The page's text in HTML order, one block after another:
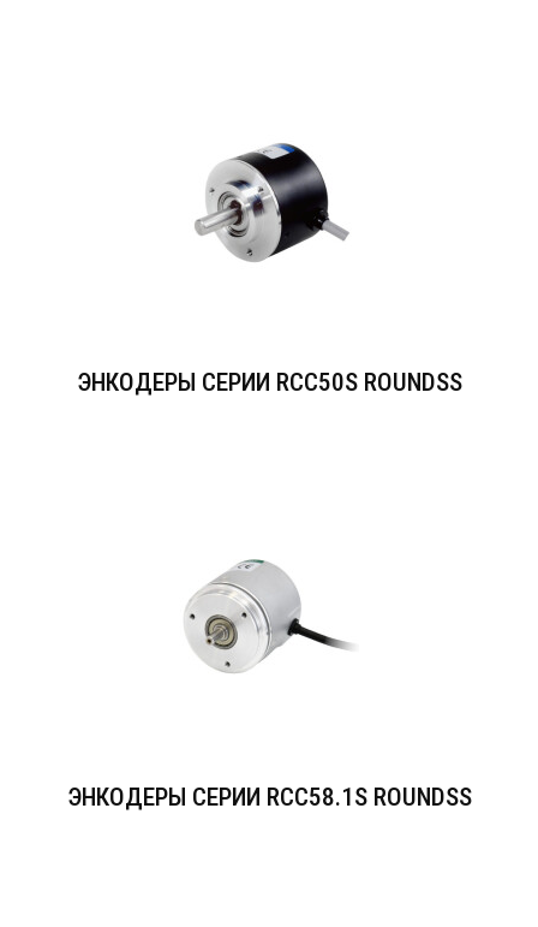
ЭНКОДЕРЫ СЕРИИ RCC50S ROUNDSS
ЭНКОДЕРЫ СЕРИИ RCC58.1S ROUNDSS